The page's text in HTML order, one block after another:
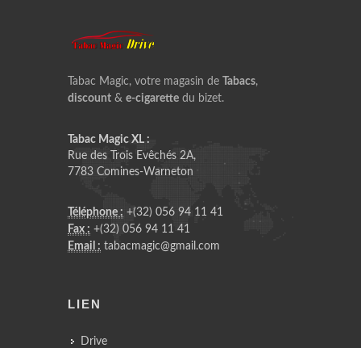
Tabac Magic, votre magasin de Tabacs,
discount & e-cigarette du bizet.
Tabac Magic XL :
Rue des Trois Evêchés 2A,
7783 Comines-Warneton
Téléphone : +(32) 056 94 11 41
Fax : +(32) 056 94 11 41
Email : tabacmagic@gmail.com
LIEN
Drive